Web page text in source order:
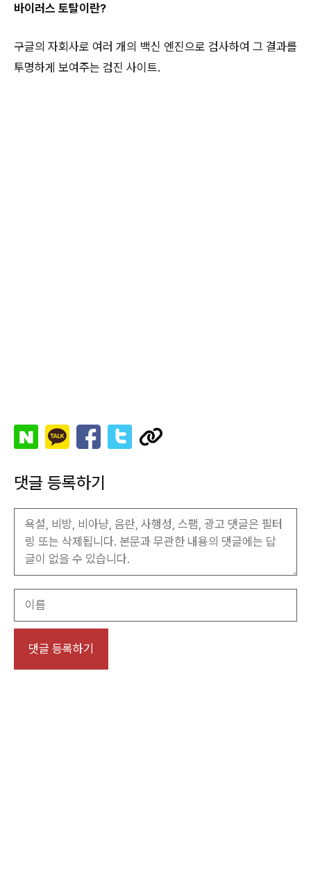
바이러스 토탈이란?
구글의 자회사로 여러 개의 백신 엔진으로 검사하여 그 결과를
투명하게 보여주는 검진 사이트.
댓글 등록하기
름